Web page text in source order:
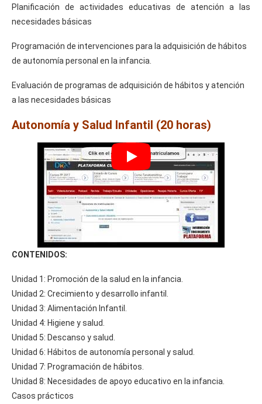
Planificación de actividades educativas de atención a las
necesidades básicas
Programación de intervenciones para la adquisición de hábitos
de autonomía personal en la infancia.
Evaluación de programas de adquisición de hábitos y atención
a las necesidades básicas
Autonomía y Salud Infantil (20 horas)
CONTENIDOS:
Unidad 1: Promoción de la salud en la infancia.
Unidad 2: Crecimiento y desarrollo infantil.
Unidad 3: Alimentación Infantil.
Unidad 4: Higiene y salud.
Unidad 5: Descanso y salud.
Unidad 6: Hábitos de autonomía personal y salud.
Unidad 7: Programación de hábitos.
Unidad 8: Necesidades de apoyo educativo en la infancia.
Casos prácticos